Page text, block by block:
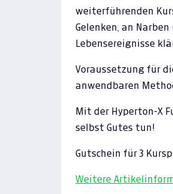
weiterführenden
Gelenken, an
Lebensereignisse
Voraussetzung für
anwendbaren
Mit der Hyperton-X
selbst Gutes tun!
Gutschein für 3
Weitere